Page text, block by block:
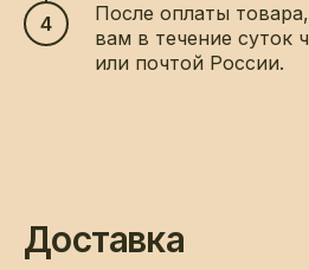
После оплаты
вам в течение суток
или почтой России.
Доставка